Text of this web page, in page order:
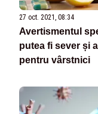
27 oct. 2021, 08:34
Avertismentul
putea fi sever și
pentru vârstnici